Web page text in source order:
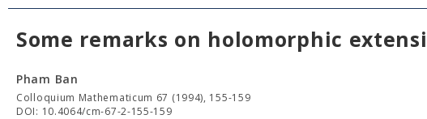
Some remarks on holomorphic
Pham Ban
Colloquium Mathematicum 67 (1994), 155-159
DOI: 10.4064/cm-67-2-155-159